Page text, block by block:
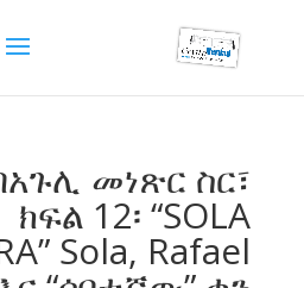
መነጽር ስር፣
ክፍል 12፡ “SOLA
Sola, Rafael